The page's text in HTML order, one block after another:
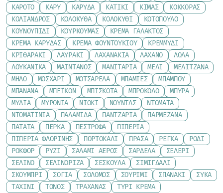
ΚΑΡΌΤΟ
ΚΆΡΥ ΚΑΡΎΔΑ ΚΑΤΊΚΙ ΚΙΜΆΣ
ΚΌΚΚΟΡΑΣ
ΚΌΛΙΑΝΔΡΟΣ
ΚΟΛΟΚΎΘΑ ΚΟΛΟΚΎΘΙ
ΚΟΤΌΠΟΥΛΟ
ΚΟΥΝΟΥΠΊΔΙ
ΚΟΥΡΚΟΥΜΆΣ
ΚΡΈΜΑ ΓΆΛΑΚΤΟΣ
ΚΡΈΜΑ ΚΑΡΎΔΑΣ
ΚΡΈΜΑ ΦΟΥΝΤΟΥΚΙΟΎ
ΚΡΕΜΜΎΔΙ
ΚΡΙΘΑΡΆΚΙ
ΛΑΥΡΆΚΙ ΛΑΧΑΝΆΚΙΑ ΛΆΧΑΝΟ
ΛΌΛΑ
ΛΟΥΚΆΝΙΚΑ
ΜΑΙΝΤΑΝΌΣ ΜΑΝΙΤΆΡΙΑ ΜΈΛΙ
ΜΕΛΙΤΖΆΝΑ
ΜΉΛΟ
ΜΟΣΧΆΡΙ ΜΟΤΣΑΡΈΛΑ ΜΠΆΜΙΕΣ
ΜΠΑΜΠΟΎ
ΜΠΑΝΆΝΑ
ΜΠΈΙΚΟΝ ΜΠΙΣΚΌΤΑ ΜΠΡΌΚΟΛΟ
ΜΠΎΡΑ
ΜΎΔΙΑ
ΜΥΡΏΝΙΑ ΝΙΌΚΙ ΝΟΎΝΤΛΣ
ΝΤΟΜΆΤΑ
ΝΤΟΜΑΤΊΝΙΑ
ΠΑΛΑΜΊΔΑ ΠΑΝΤΖΆΡΙΑ
ΠΑΡΜΕΖΆΝΑ
ΠΑΤΆΤΑ
ΠΈΡΚΑ ΠΈΣΤΡΟΦΑ
ΠΙΠΕΡΙΆ
ΠΙΠΕΡΙΆ ΦΛΩΡΊΝΗΣ
ΠΟΡΤΟΚΆΛΙ ΠΡΆΣΑ ΡΈΓΚΑ
ΡΌΔΙ
ΡΟΚΦΌΡ
ΡΎΖΙ ΣΑΛΆΜΙ ΑΈΡΟΣ ΣΑΡΔΈΛΑ
ΣΈΛΕΡΙ
ΣΈΛΙΝΟ
ΣΕΛΙΝΌΡΙΖΑ ΣΈΣΚΟΥΛΑ
ΣΙΜΙΓΔΆΛΙ
ΣΚΟΥΜΠΡΊ
ΣΌΓΙΑ ΣΟΛΟΜΌΣ ΣΟΥΡΊΜΙ ΣΠΑΝΆΚΙ
ΣΎΚΑ
ΤΑΧΊΝΙ
ΤΌΝΟΣ ΤΡΑΧΑΝΆΣ
ΤΥΡΊ ΚΡΈΜΑ